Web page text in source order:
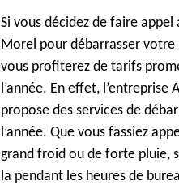
Si vous décidez de faire appel
Morel pour débarrasser
vous profiterez de tarifs
l’année. En effet, l’entreprise
propose des services de
l’année. Que vous fassiez
grand froid ou de forte pluie,
la pendant les heures de